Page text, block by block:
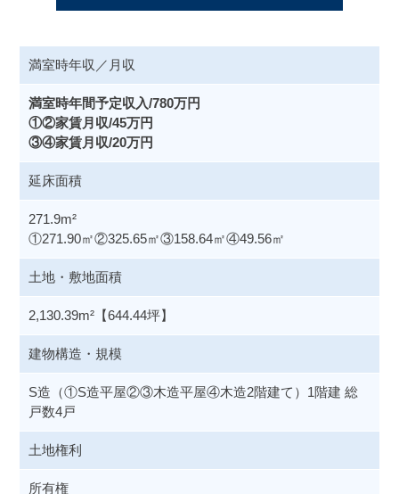
満室時年収／月収
満室時年間予定収入/780万円
①②家賃月収/45万円
③④家賃月収/20万円
延床面積
271.9m²
①271.90㎡②325.65㎡③158.64㎡④49.56㎡
土地・敷地面積
2,130.39m²【644.44坪】
建物構造・規模
S造（①S造平屋②③木造平屋④木造2階建て）1階建 総
戸数4戸
土地権利
所有権